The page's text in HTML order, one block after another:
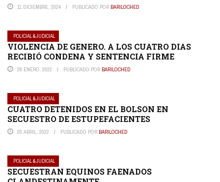
11 DICIEMBRE, 2024 PUBLICADO POR BARILOCHED
POLICIAL & JUDICIAL
VIOLENCIA DE GENERO. A LOS CUATRO DIAS
RECIBIÓ CONDENA Y SENTENCIA FIRME
28 ENERO, 2022 PUBLICADO POR BARILOCHED
POLICIAL & JUDICIAL
CUATRO DETENIDOS EN EL BOLSON EN
SECUESTRO DE ESTUPEFACIENTES
20 ABRIL, 2022 PUBLICADO POR BARILOCHED
POLICIAL & JUDICIAL
SECUESTRAN EQUINOS FAENADOS